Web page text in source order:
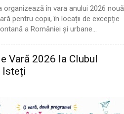
organizează în vara anului 2026 nouă
pentru copii, în locații de excepție
a României și urbane...
Vară 2026 la Clubul
Isteți